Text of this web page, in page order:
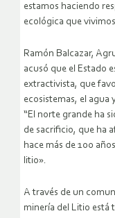
estamos haciendo
ecológica que
Ramón Balcazar,
acusó que el Estado
extractivista, que
ecosistemas, el agua
“El norte grande ha
de sacrificio, que ha
hace más de 100
litio».
A través de un
minería del Litio está